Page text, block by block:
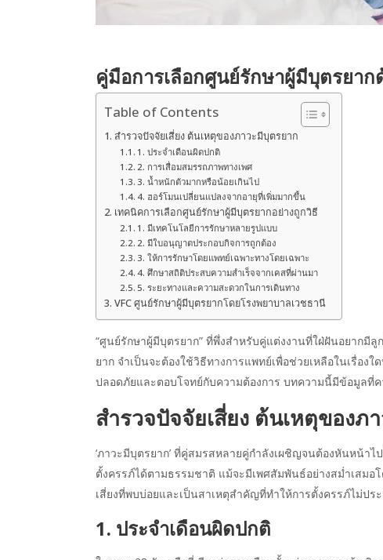
คู่มือการเลือกศูนย์รักษาผู้มีบุตรยาก
Table of Contents
สำรวจปัจจัยเสี่ยง ต้นเหตุของภาวะมีบุตรยาก
1. ประจำเดือนผิดปกติ
2. การเสื่อมสมรรถภาพทางเพศ
3. น้ำหนักตัวมากหรือน้อยเกินไป
4. ฮอร์โมนเปลี่ยนแปลงจากอายุที่เพิ่มมากขึ้น
เทคนิคการเลือกศูนย์รักษาผู้มีบุตรยากอย่างถูกวิธี
1. มีเทคโนโลยีการรักษาหลายรูปแบบ
2. มีใบอนุญาตประกอบกิจการถูกต้อง
3. ให้การรักษาโดยแพทย์เฉพาะทางโดยเฉพาะ
4. ศึกษาสถิติประสบความสำเร็จจากเคสที่ผ่านมา
5. ระยะทางและความสะดวกในการเดินทาง
VFC ศูนย์รักษาผู้มีบุตรยากโดยโรงพยาบาลเวชธานี
“ศูนย์รักษาผู้มีบุตรยาก” ที่พึ่งสำหรับคู่แต่งงานที่ใฝ่ฝันอยากมี
ยาก จำเป็นจะต้องใช้วิธีทางการแพทย์เพื่อช่วยเหลือในเรื่อง
ปลอดภัยและตอบโจทย์กับความต้องการ บทความนี้มีข้อมูลที่ค
สำรวจปัจจัยเสี่ยง ต้นเหตุของภ
‘ภาวะมีบุตรยาก’ ที่คู่สมรสหลายคู่กำลังเผชิญจนต้องหันหน้
ตั้งครรภ์ได้ตามธรรมชาติ แม้จะมีเพศสัมพันธ์อย่างสม่ำเสมอ
เสี่ยงที่พบบ่อยและเป็นสาเหตุสำคัญที่ทำให้การตั้งครรภ์ไม่ปร
1. ประจำเดือนผิดปกติ